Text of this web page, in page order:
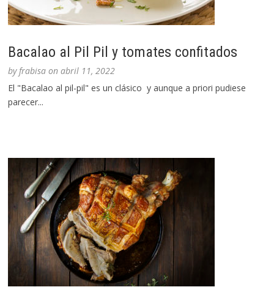
Bacalao al Pil Pil y tomates confitados
byfrabisa onabril 11, 2022
El "Bacalao al pil-pil" es un clásico y aunque a priori pudiese
parecer...